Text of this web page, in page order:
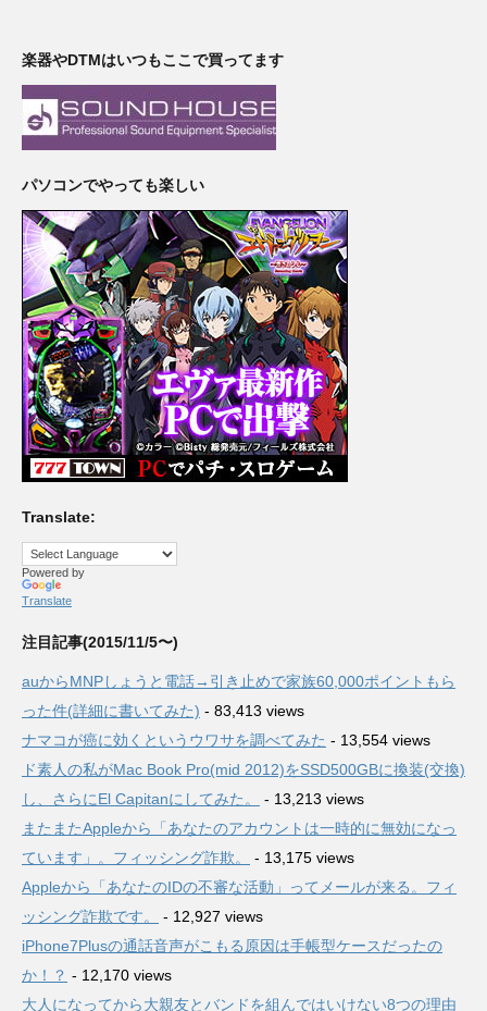
楽器やDTMはいつもここで買ってます
パソコンでやっても楽しい
Translate:
Powered by
Translate
注目記事(2015/11/5〜)
auからMNPしょうと電話→引き止めで家族60,000ポイントもら
った件(詳細に書いてみた) - 83,413 views
ナマコが癌に効くというウワサを調べてみた - 13,554 views
ド素人の私がMac Book Pro(mid 2012)をSSD500GBに換装(交換)
し、さらにEl Capitanにしてみた。
- 13,213 views
またまたAppleから「あなたのアカウントは一時的に無効になっ
ています」。フィッシング詐欺。
- 13,175 views
Appleから「あなたのIDの不審な活動」ってメールが来る。フィ
ッシング詐欺です。
- 12,927 views
iPhone7Plusの通話音声がこもる原因は手帳型ケースだったの
か！？ - 12,170 views
大人になってから大親友とバンドを組んではいけない8つの理由